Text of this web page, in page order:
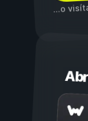
...o